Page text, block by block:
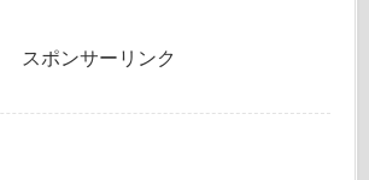
スポンサーリンク